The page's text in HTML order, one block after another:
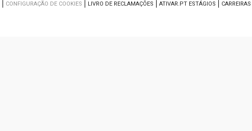
CONFIGURAÇÃO DE COOKIES LIVRO DE RECLAMAÇÕES ATIVAR.PT ESTÁGIOS CARREIRAS